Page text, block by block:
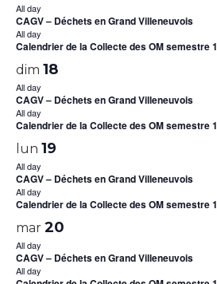
All day
CAGV – Déchets en Grand Villeneuvois
All day
Calendrier de la Collecte des OM semestre 1
dim 18
All day
CAGV – Déchets en Grand Villeneuvois
All day
Calendrier de la Collecte des OM semestre 1
lun 19
All day
CAGV – Déchets en Grand Villeneuvois
All day
Calendrier de la Collecte des OM semestre 1
mar 20
All day
CAGV – Déchets en Grand Villeneuvois
All day